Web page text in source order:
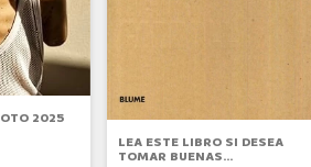
2025
LEA ESTE LIBRO SI DESEA
TOMAR BUENAS